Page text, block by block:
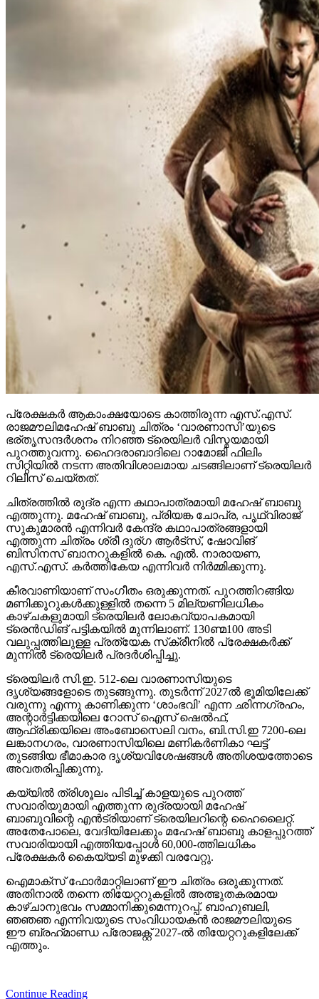
പ്രേക്ഷകര്‍ ആകാംക്ഷയോടെ കാത്തിരുന്ന എസ്.എസ്.
ഭര്തൃസന്ദര്‍ശനം നിറഞ്ഞ ട്രെയിലര്‍ വിസ്മയമായി
പുറത്തുവന്നു. ഹൈദരാബാദിലെ റാമോജി ഫിലിം
സിറ്റിയില്‍ നടന്ന അതിവിശാലമായ ചടങ്ങിലാണ് ട്രെയിലര്‍
റിലീസ് ചെയ്തത്.
ചിത്രത്തില്‍ രുദ്ര എന്ന കഥാപാത്രമായി മഹേഷ് ബാബു
സുകുമാരന്‍ എന്നിവര്‍ കേന്ദ്ര കഥാപാത്രങ്ങളായി
എത്തുന്ന ചിത്രം ശ്രീ ദുര്ഗ ആര്‍ട്‌സ്, ഷോവിങ്
ബിസിനസ് ബാനറുകളില്‍ കെ. എല്‍. നാരായണ,
എസ്.എസ്. കര്‍ത്തികേയ എന്നിവര്‍ നിര്‍മ്മിക്കുന്നു.
കീരവാണിയാണ് സംഗീതം ഒരുക്കുന്നത്. പുറത്തിറങ്ങിയ
കാഴ്ചകളുമായി ട്രെയിലര്‍ ലോകവ്യാപകമായി
ട്രെന്‍ഡിങ് പട്ടികയില്‍ മുന്നിലാണ്. 130ണ്മ100 അടി
വലുപ്പത്തിലുള്ള പ്രത്യേക സ്‌ക്രീനില്‍ പ്രേക്ഷകര്‍ക്ക്
മുന്നില്‍ ട്രെയിലര്‍ പ്രദര്‍ശിപ്പിച്ചു.
ട്രെയിലര്‍ സി.ഇ. 512-ലെ വാരണാസിയുടെ
വരുന്നു എന്നു കാണിക്കുന്ന ‘ശാംഭവി’ എന്ന ഛിന്നഗ്രഹം,
അന്റാര്‍ട്ടിക്കയിലെ റോസ് ഐസ് ഷെല്‍ഫ്,
ആഫ്രിക്കയിലെ അംബോസെലി വനം, ബി.സി.ഇ 7200-ലെ
ലങ്കാനഗരം, വാരണാസിയിലെ മണികര്‍ണികാ ഘട്ട്
തുടങ്ങിയ ഭീമാകാര ദൃശ്യവിശേഷങ്ങള്‍ അതിശയത്തോടെ
അവതരിപ്പിക്കുന്നു.
കയ്യില്‍ ത്രിശൂലം പിടിച്ച് കാളയുടെ പുറത്ത്
ബാബുവിന്റെ എന്‍ട്രിയാണ് ട്രെയിലറിന്റെ ഹൈലൈറ്റ്.
അതേപോലെ, വേദിയിലേക്കും മഹേഷ് ബാബു കാളപ്പുറത്ത്
സവാരിയായി എത്തിയപ്പോള്‍ 60,000-ത്തിലധികം
പ്രേക്ഷകര്‍ കൈയ്യടി മുഴക്കി വരവേറ്റു.
ഐമാക്‌സ് ഫോര്‍മാറ്റിലാണ് ഈ ചിത്രം ഒരുക്കുന്നത്.
കാഴ്ചാനുഭവം സമ്മാനിക്കുമെന്നുറപ്പ്. ബാഹുബലി,
ഞഞഞ എന്നിവയുടെ സംവിധായകന്‍ രാജമൗലിയുടെ
ഈ ബ്രഹ്‌മാണ്ഡ പ്രോജക്റ്റ് 2027-ല്‍ തിയേറ്ററുകളിലേക്ക്
എത്തും.